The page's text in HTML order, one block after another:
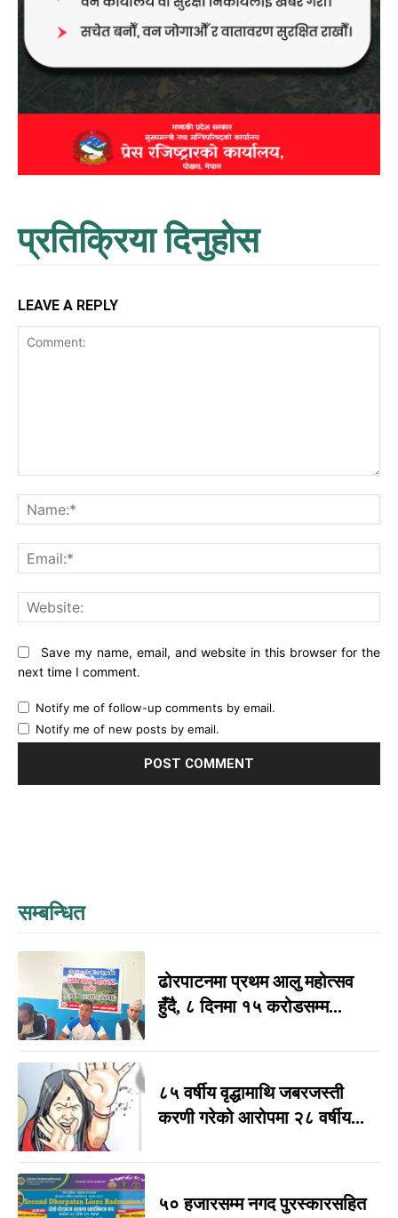
प्रतिक्रिया दिनुहोस
LEAVE A REPLY
Save my name, email, and website in this browser for the
next time I comment.
Notify me of follow-up comments by email.
Notify me of new posts by email.
सम्बन्धित
ढोरपाटनमा प्रथम आलु महोत्सव
हुँदै, ८ दिनमा १५ करोडसम्म...
८५ वर्षीय वृद्धामाथि जबरजस्ती
करणी गरेको आरोपमा २८ वर्षीय...
५० हजारसम्म नगद पुरस्कारसहित